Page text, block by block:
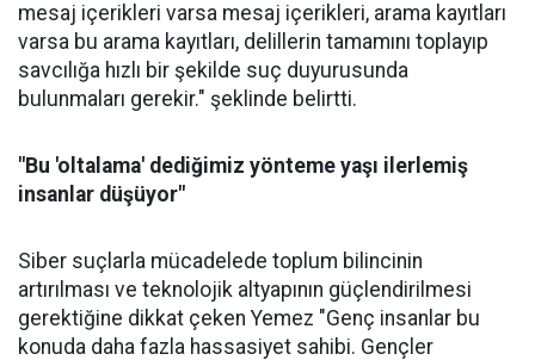
mesaj içerikleri varsa mesaj içerikleri, arama kayıtları
varsa bu arama kayıtları, delillerin tamamını toplayıp
savcılığa hızlı bir şekilde suç duyurusunda
bulunmaları gerekir." şeklinde belirtti.
"Bu 'oltalama' dediğimiz yönteme yaşı ilerlemiş
insanlar düşüyor"
Siber suçlarla mücadelede toplum bilincinin
artırılması ve teknolojik altyapının güçlendirilmesi
gerektiğine dikkat çeken Yemez "Genç insanlar bu
konuda daha fazla hassasiyet sahibi. Gençler